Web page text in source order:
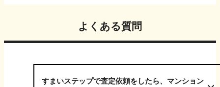
よくある質問
すまいステップで査定依頼をしたら、マンション